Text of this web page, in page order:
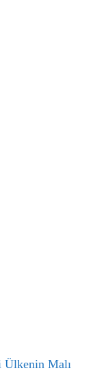
Ülkenin Malı